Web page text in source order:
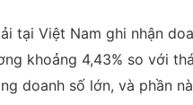
tại Việt Nam ghi nhận
khoảng 4,43% so với
doanh số lớn, và phần